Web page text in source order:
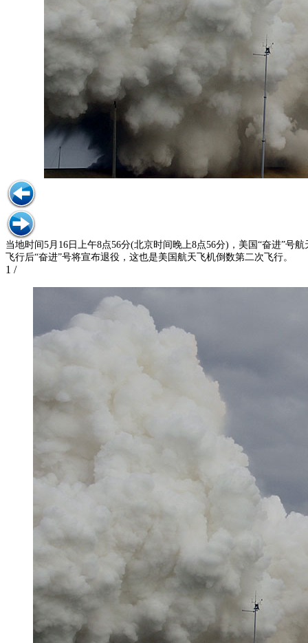
当地时间5月16日上午8点56分(北京时间晚上8点56分)，美国“奋进”号
飞行后“奋进”号将宣布退役，这也是美国航天飞机倒数第二次飞行。
1 /